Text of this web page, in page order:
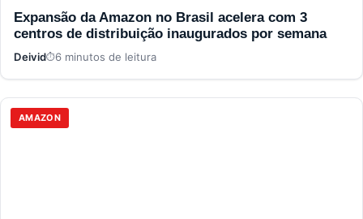
Expansão da Amazon no Brasil acelera com 3
centros de distribuição inaugurados por semana
Deivid 6 minutos de leitura
AMAZON